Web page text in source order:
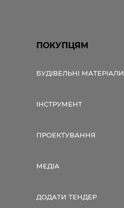
ПОКУПЦЯМ
БУДІВЕЛЬНІ МАТЕРІАЛИ
ІНСТРУМЕНТ
ПРОЕКТУВАННЯ
МЕДІА
ДОДАТИ ТЕНДЕР